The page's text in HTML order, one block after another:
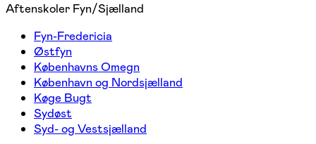
Aftenskoler Fyn/Sjælland
Fyn-Fredericia
Østfyn
Københavns Omegn
København og Nordsjælland
Køge Bugt
Sydøst
Syd- og Vestsjælland